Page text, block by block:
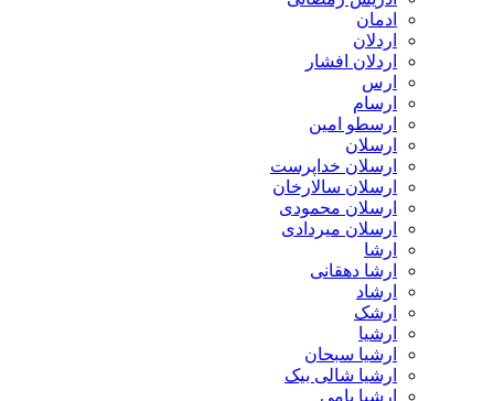
ادمان
اردلان
اردلان افشار
ارس
ارسام
ارسطو امین
ارسلان
ارسلان خداپرست
ارسلان سالارخان
ارسلان محمودی
ارسلان میردادی
ارشا
ارشا دهقانی
ارشاد
ارشک
ارشیا
ارشیا سبحان
ارشیا شالی بیک
ارشیا یامی